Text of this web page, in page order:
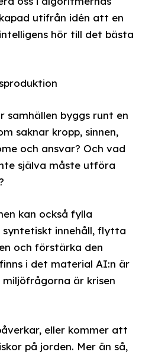
utifrån idén att en
hör till det bästa
samhällen byggs runt en
saknar kropp, sinnen,
och ansvar? Och vad
själva måste utföra
kan också fylla
innehåll, flytta
och förstärka den
i det material AI:n är
är krisen
eller kommer att
på jorden. Mer än så,